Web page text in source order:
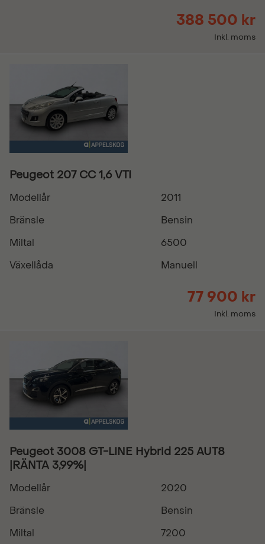
388 500 kr
Inkl. moms
Peugeot 207 CC 1,6 VTI
Modellår
2011
Bränsle
Bensin
Miltal
6500
Växellåda
Manuell
77 900 kr
Inkl. moms
Peugeot 3008 GT-LINE Hybrid 225 AUT8
|RÄNTA 3,99%|
Modellår
2020
Bränsle
Bensin
Miltal
7200